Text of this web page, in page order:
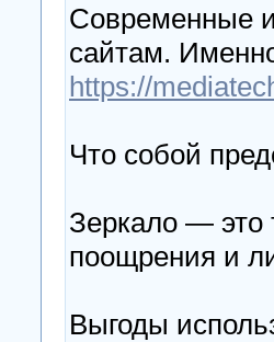
Современные
сайтам.
https://
Что собой
Зеркало — это
поощрения и
Выгоды